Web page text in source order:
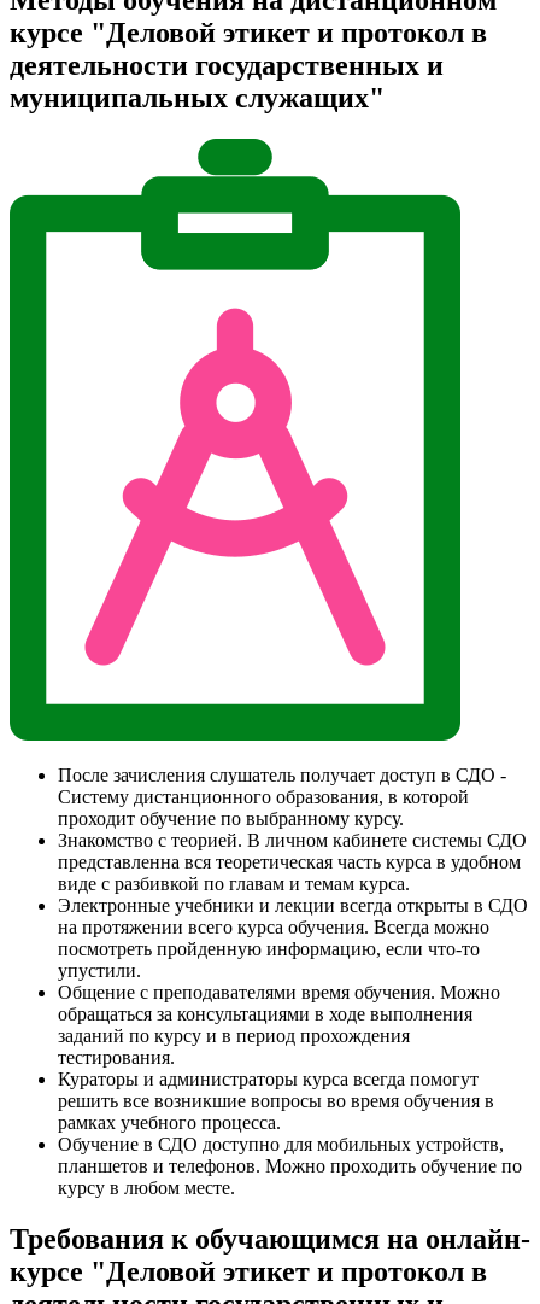
курсе "Деловой этикет и протокол в
деятельности государственных и
муниципальных служащих"
После зачисления слушатель получает доступ в СДО -
Систему дистанционного образования, в которой
проходит обучение по выбранному курсу.
Знакомство с теорией. В личном кабинете системы СДО
представленна вся теоретическая часть курса в удобном
виде с разбивкой по главам и темам курса.
Электронные учебники и лекции всегда открыты в СДО
на протяжении всего курса обучения. Всегда можно
посмотреть пройденную информацию, если что-то
упустили.
Общение с преподавателями время обучения. Можно
обращаться за консультациями в ходе выполнения
заданий по курсу и в период прохождения
тестирования.
Кураторы и администраторы курса всегда помогут
решить все возникшие вопросы во время обучения в
рамках учебного процесса.
Обучение в СДО доступно для мобильных устройств,
планшетов и телефонов. Можно проходить обучение по
курсу в любом месте.
Требования к обучающимся на онлайн-
курсе "Деловой этикет и протокол в